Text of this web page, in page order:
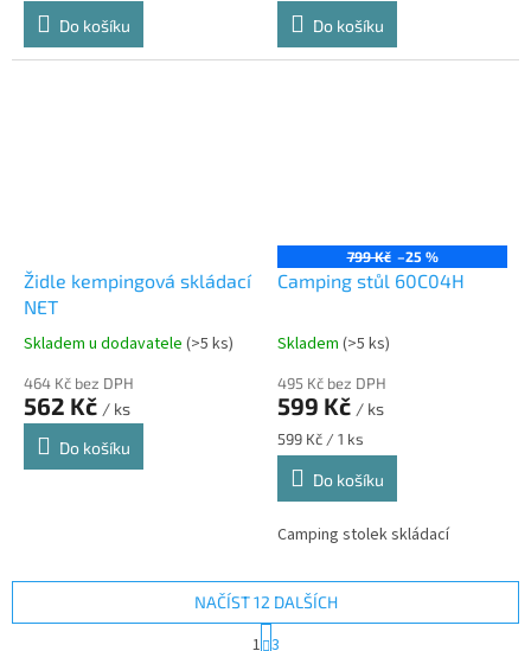
Do košíku
Do košíku
Židle kempingová skládací
NET
Skladem u dodavatele (>5 ks)
464 Kč bez DPH
562 Kč / ks
Do košíku
799 Kč –25 %
Camping stůl 60C04H
Skladem (>5 ks)
495 Kč bez DPH
599 Kč / ks
Měrná
cena:
599 Kč / 1 ks
Do košíku
Camping stolek skládací
NAČÍST 12 DALŠÍCH
S
1 3